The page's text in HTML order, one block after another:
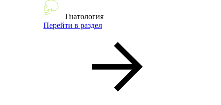
Гнатология
Перейти в раздел